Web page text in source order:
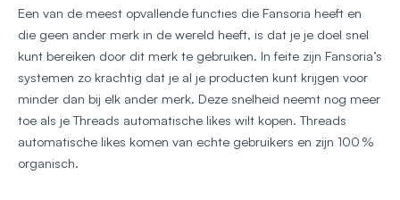
Een van de meest opvallende functies die Fansoria heeft en
die geen ander merk in de wereld heeft, is dat je je doel snel
kunt bereiken door dit merk te gebruiken. In feite zijn Fansoria’s
systemen zo krachtig dat je al je producten kunt krijgen voor
minder dan bij elk ander merk. Deze snelheid neemt nog meer
toe als je Threads automatische likes wilt kopen. Threads
automatische likes komen van echte gebruikers en zijn 100 %
organisch.